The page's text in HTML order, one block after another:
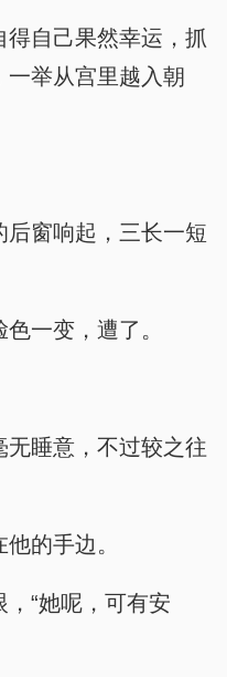
自己果然幸运，抓
举从宫里越入朝
窗响起，三长一短
一变，遭了。
无睡意，不过较之往
的手边。
“她呢，可有安